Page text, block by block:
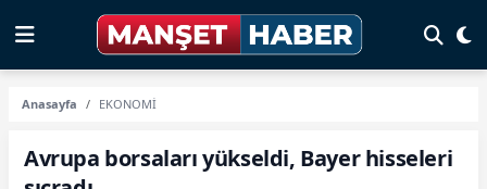
Anasayfa EKONOMİ
Avrupa borsaları yükseldi, Bayer hisseleri